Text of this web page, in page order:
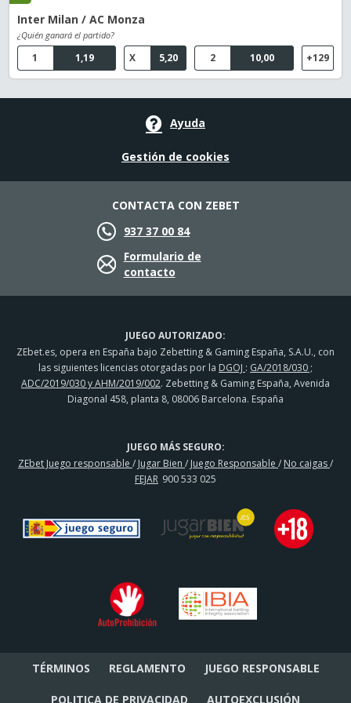
Inter Milan / AC Monza
¿Quién ganará el partido?
1,19
1 5,20
X 10,00
2 +129
JUEGO AUTORIZADO:
ZEbet.es, opera en España bajo Zebetting & Gaming España, S.A.U., con
las siguientes licencias otorgadas por la DGOJ : GA/2018/030 ;
ADC/2019/030 y AHM/2019/002. Zebetting & Gaming España, Avenida
Diagonal 458, planta 8, 08006 Barcelona. España
JUEGO MÁS SEGURO:
ZEbet Juego responsable / Jugar Bien / Juego Responsable / No caigas/
FEJAR 900 533 025
Ayuda
Gestión de cookies
CONTACTA CON ZEBET
937 37 00 84
Formulario de
contacto
TÉRMINOS REGLAMENTO JUEGO RESPONSABLE
POLITICA DE PRIVACIDAD AUTOEXCLUSIÓN